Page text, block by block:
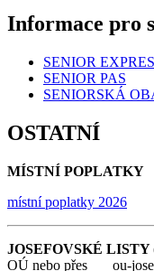
Informace pro
SENIOR EXPRES
SENIOR PAS
SENIORSKÁ
OSTATNÍ
MÍSTNÍ
místní poplatky 2026
JOSEFOVSKÉ LISTY
OÚ nebo přes ou-